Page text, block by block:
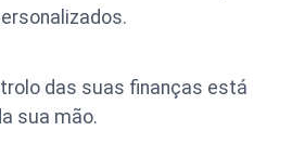
das suas finanças está
sua mão.